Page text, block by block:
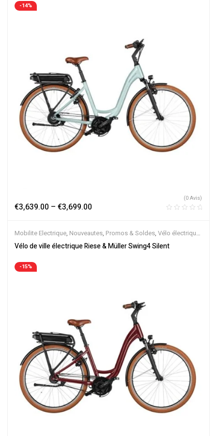
-14%
€3,639.00 – €3,699.00
(0 Avis)
Mobilite Electrique, Nouveautes, Promos & Soldes, Vélo électrique
ville,Velos Electriques,VTC Electrique
Vélo de ville électrique Riese & Müller Swing4 Silent
-15%